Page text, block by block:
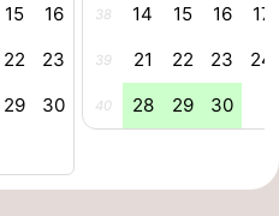
15 16
22 23
29 30
38 14 15 16 17
39 21 22 23 24
40 28 29 30